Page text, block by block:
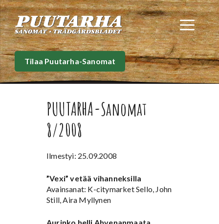
Siirry
sisältöön
Tilaa Puutarha-Sanomat
PUUTARHA-Sanomat
8/2008
Ilmestyi: 25.09.2008
”Vexi” vetää vihanneksilla
Avainsanat: K-citymarket Sello, John
Still, Aira Myllynen